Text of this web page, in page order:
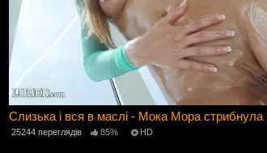
Слизька і вся в маслі - Мока Мора стрибнула
25244 переглядів 85% HD